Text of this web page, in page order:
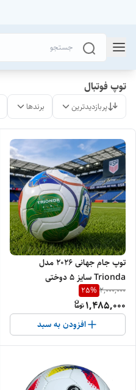
توپ فوتبال
پربازدیدترین برندها
توپ جام جهانی ۲۰۲۶ مدل
Trionda سایز ۵ دوختی
2,000,000
25%
1,485,000
افزودن به سبد